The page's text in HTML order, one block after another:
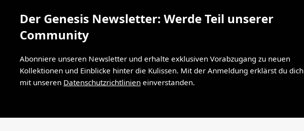
Der Genesis Newsletter: Werde Teil unserer
Community
Abonniere unseren Newsletter und erhalte exklusiven Vorabzugang zu neuen
Kollektionen und Einblicke hinter die Kulissen. Mit der Anmeldung erklärst du dich
mit unseren Datenschutzrichtlinien einverstanden.